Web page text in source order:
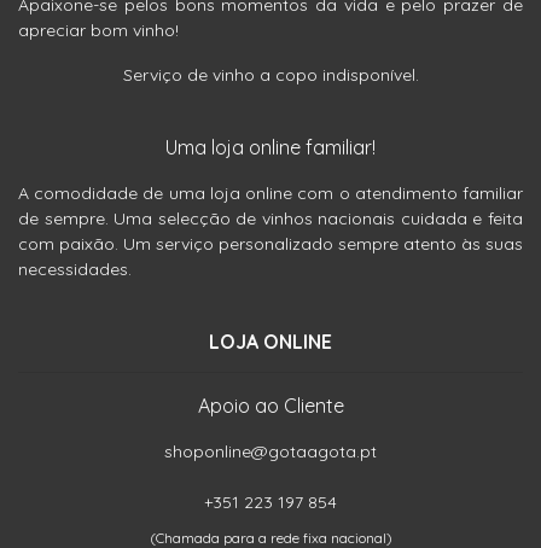
Apaixone-se pelos bons momentos da vida e pelo prazer de
apreciar bom vinho!
Serviço de vinho a copo indisponível.
Uma loja online familiar!
A comodidade de uma loja online com o atendimento familiar
de sempre. Uma selecção de vinhos nacionais cuidada e feita
com paixão. Um serviço personalizado sempre atento às suas
necessidades.
LOJA ONLINE
Apoio ao Cliente
shoponline@gotaagota.pt
+351 223 197 854
(Chamada para a rede fixa nacional)